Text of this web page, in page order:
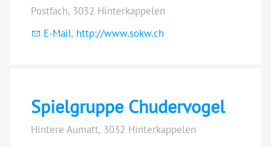
Postfach, 3032 Hinterkappelen
E-Mail, http://www.sokw.ch
Spielgruppe Chudervogel
Hintere Aumatt, 3032 Hinterkappelen